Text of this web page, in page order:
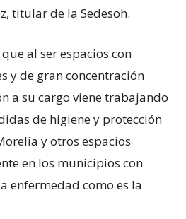
titular de la Sedesoh.
al ser espacios con
y de gran concentración
a su cargo viene trabajando
de higiene y protección
y otros espacios
en los municipios con
enfermedad como es la